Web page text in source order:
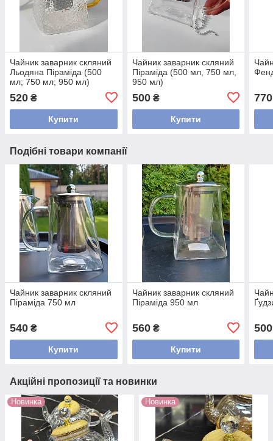
Чайник заварник скляний
Льодяна Піраміда (500
мл; 750 мл; 950 мл)
520 ₴
Купити
Чайник заварник скляний
Піраміда (500 мл, 750 мл,
950 мл)
500₴
Купити
770
Подібні товари компанії
Чайник заварник скляний
Піраміда 750 мл
540 ₴
Купити
Чайник заварник скляний
Піраміда 950 мл
560₴
Купити
500
Акційні пропозиції та новинки
Новинка Новинка